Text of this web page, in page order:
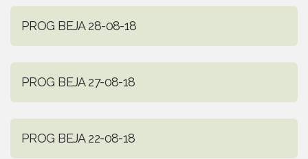
PROG BEJA 28-08-18
PROG BEJA 27-08-18
PROG BEJA 22-08-18